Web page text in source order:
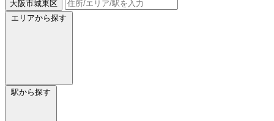
大阪市城東区
エリアから探す
駅から探す